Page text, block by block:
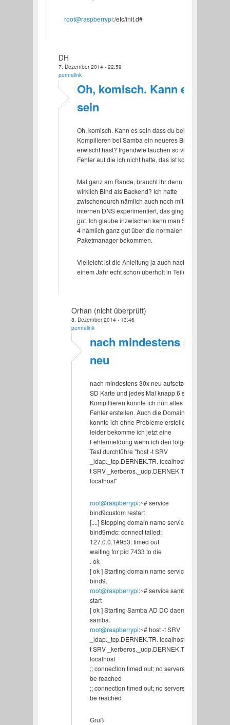
root@raspberrypi:/etc/init.d#
DH
7. Dezember 2014 - 22:59
permalink
Oh, komisch. Kann es
sein
Oh, komisch. Kann es sein dass du beim
Kompilieren bei Samba ein neueres Branch
erwischt hast? Irgendwie tauchen so viele
Fehler auf die ich nicht hatte, das ist komisch.
Mal ganz am Rande, braucht ihr denn
wirklich Bind als Backend? Ich hatte
zwischendurch nämlich auch noch mit dem
internen DNS experimentiert, das ging ganz
gut. Ich glaube inzwischen kann man Samba
4 nämlich ganz gut über die normalen
Paketmanager bekommen.
Vielleicht ist die Anleitung ja auch nach
einem Jahr echt schon überholt in Teilen…
Orhan (nicht überprüft)
8. Dezember 2014 - 13:46
permalink
nach mindestens 30x
neu
nach mindestens 30x neu aufsetzen der
SD Karte und jedes Mal knapp 6 stunden
Kompillieren konnte ich nun alles ohne
Fehler erstellen. Auch die Domain
konnte ich ohne Probleme erstellen.
leider bekomme ich jetzt eine
Fehlermeldung wenn ich den folgenden
Test durchführe "host -t SRV
_ldap._tcp.DERNEK.TR. localhost; host -
t SRV _kerberos._udp.DERNEK.TR.
localhost"
root@raspberrypi:~# service
bind9custom restart
[....] Stopping domain name service...:
bind9rndc: connect failed:
127.0.0.1#953: timed out
waiting for pid 7433 to die
. ok
[ ok ] Starting domain name service...:
bind9.
root@raspberrypi:~# service samba4
start
[ ok ] Starting Samba AD DC daemon:
samba.
root@raspberrypi:~# host -t SRV
_ldap._tcp.DERNEK.TR. localhost; host -
t SRV _kerberos._udp.DERNEK.TR.
localhost
;; connection timed out; no servers could
be reached
;; connection timed out; no servers could
be reached
Gruß